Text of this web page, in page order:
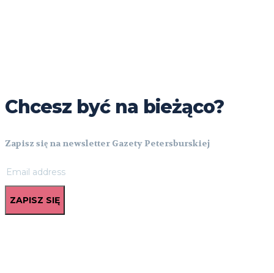
Chcesz być na bieżąco?
Zapisz się na newsletter Gazety Petersburskiej
ZAPISZ SIĘ